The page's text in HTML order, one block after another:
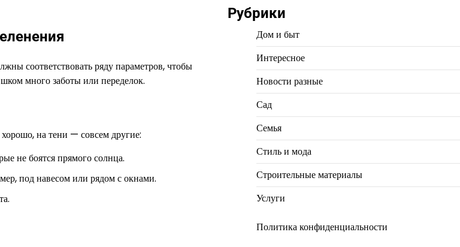
соответствовать ряду параметров, чтобы
много заботы или переделок.
на тени — совсем другие:
не боятся прямого солнца.
под навесом или рядом с окнами.
Рубрики
Дом и быт
Интересное
Новости разные
Сад
Семья
Стиль и мода
Строительные материалы
Услуги
Политика конфиденциальности